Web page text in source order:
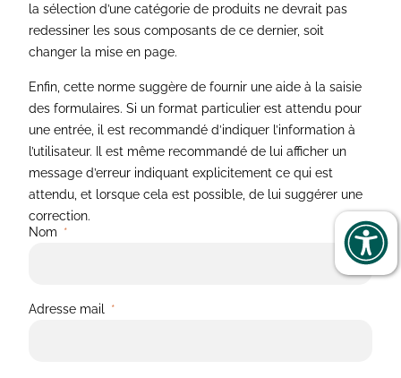
la sélection d’une catégorie de produits ne devrait pas
redessiner les sous composants de ce dernier, soit
changer la mise en page.
Enfin, cette norme suggère de fournir une aide à la saisie
des formulaires. Si un format particulier est attendu pour
une entrée, il est recommandé d’indiquer l’information à
l’utilisateur. Il est même recommandé de lui afficher un
message d’erreur indiquant explicitement ce qui est
attendu, et lorsque cela est possible, de lui suggérer une
correction.
Nom
Adresse mail